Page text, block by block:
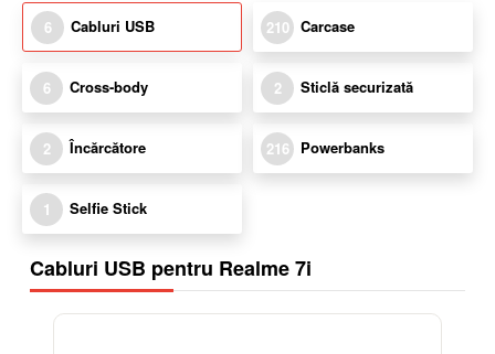
6 Cabluri USB 210 Carcase
6 Cross-body 2 Sticlă securizată
2 Încărcătore 216 Powerbanks
1 Selfie Stick
Cabluri USB pentru Realme 7i